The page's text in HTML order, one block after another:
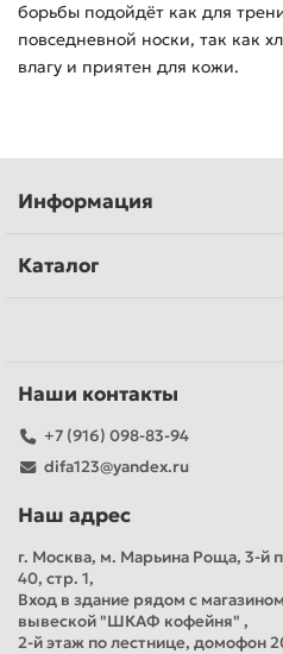
борьбы подойдёт как для
повседневной носки, так как
влагу и приятен для кожи.
Информация
Каталог
Наши контакты
+7 (916) 098-83-94
difa123@yandex.ru
Наш адрес
г. Москва, м. Марьина Роща, 3-й
40, стр. 1,
Вход в здание рядом с
вывеской "ШКАФ кофейня" ,
2-й этаж по лестнице, домофон